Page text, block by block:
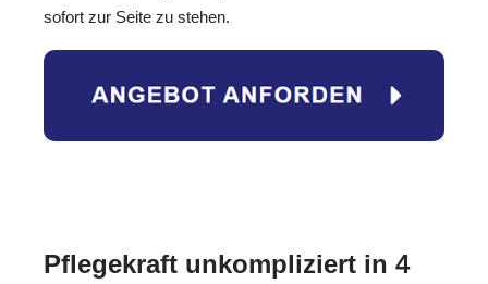
sofort zur Seite zu stehen.
Pflegekraft unkompliziert in 4